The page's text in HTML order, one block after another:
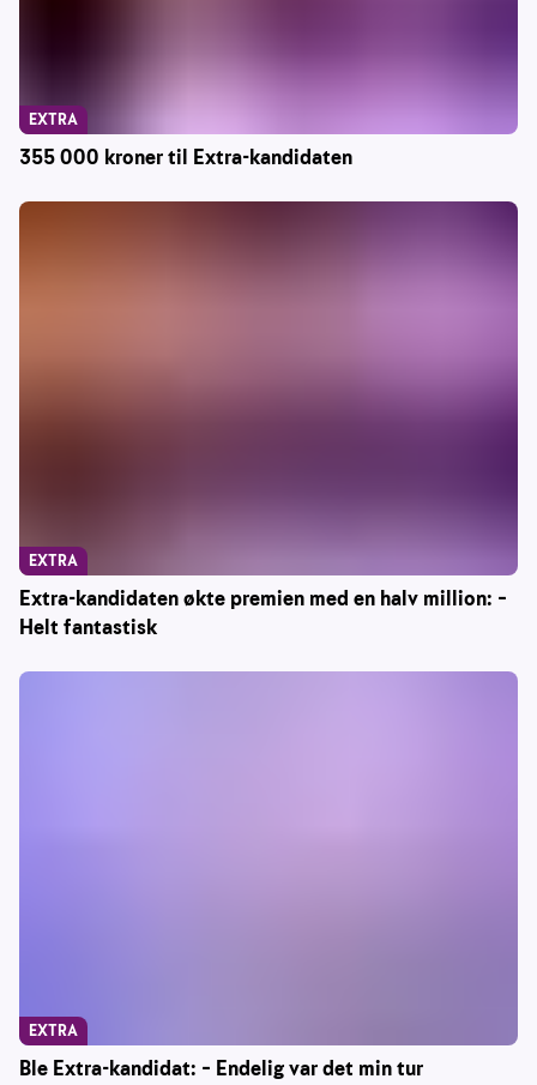
355 000 kroner til Extra-kandidaten
EXTRA
Extra-kandidaten økte premien med en halv million: –
Helt fantastisk
EXTRA
Ble Extra-kandidat: – Endelig var det min tur
EXTRA